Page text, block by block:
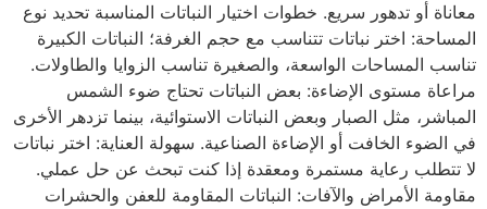
معاناة أو تدهور سريع. خطوات اختيار النباتات المناسبة تحديد نوع
المساحة: اختر نباتات تتناسب مع حجم الغرفة؛ النباتات الكبيرة
تناسب المساحات الواسعة، والصغيرة تناسب الزوايا والطاولات.
مراعاة مستوى الإضاءة: بعض النباتات تحتاج ضوء الشمس
المباشر، مثل الصبار وبعض النباتات الاستوائية، بينما تزدهر الأخرى
في الضوء الخافت أو الإضاءة الصناعية. سهولة العناية: اختر نباتات
لا تتطلب رعاية مستمرة ومعقدة إذا كنت تبحث عن حل عملي.
مقاومة الأمراض والآفات: النباتات المقاومة للعفن والحشرات